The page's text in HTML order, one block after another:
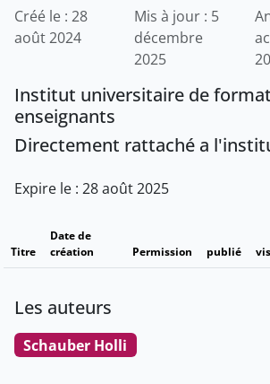
Créé le : 28
août 2024
Mis à jour : 5
décembre
2025
Institut universitaire de
enseignants
Directement rattaché a
Expire le : 28 août 2025
Titre
Date de
création
Permission publié
Les auteurs
Schauber Holli